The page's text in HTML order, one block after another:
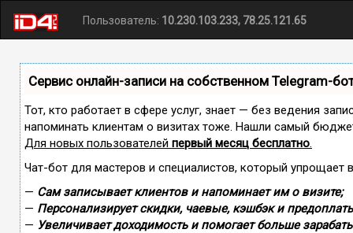
Пользователь: 10.230.103.233, 78.25.121.65
Сервис онлайн-записи на собственном Telegram-
Тот, кто работает в сфере услуг, знает — без ведения
напоминать клиентам о визитах тоже. Нашли самый
Для новых пользователей первый месяц бесплатно.
Чат-бот для мастеров и специалистов, который упрощает
— Сам записывает клиентов и напоминает им о визите;
— Персонализирует скидки, чаевые, кэшбэк и
— Увеличивает доходимость и помогает больше